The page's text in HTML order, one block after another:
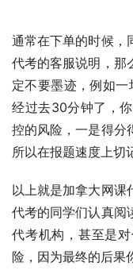
通常在下单的时候，
代考的客服说明，那
定不要墨迹，例如
经过去30分钟了，
控的风险，一是得分
所以在报题速度上切
以上就是加拿大网课
代考的同学们认真阅
代考机构，甚至是
险，因为最终的后果